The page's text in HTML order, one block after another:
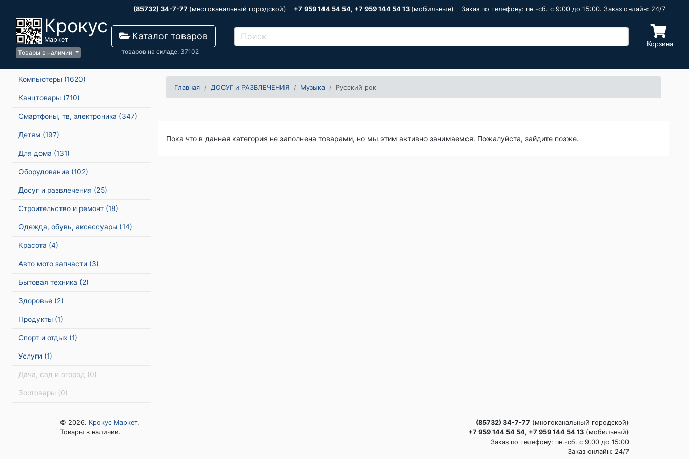
(85732) 34-7-77 (многоканальный городской) +7 959 144 54 54, +7 959 144 54 13 (мобильные) Заказ по телефону: пн.-сб. c 9:00 до 15:00. Заказ онлайн: 24/7
Крокус
Маркет
Товары в наличии
Каталог товаров
товаров на складе: 37102
Корзина
Компьютеры (1620)
Канцтовары (710)
Смартфоны, тв, электроника (347)
Детям (197)
Для дома (131)
Оборудование (102)
Досуг и развлечения (25)
Строительство и ремонт (18)
Одежда, обувь, аксессуары (14)
Красота (4)
Авто мото запчасти (3)
Бытовая техника (2)
Здоровье (2)
Продукты (1)
Спорт и отдых (1)
Услуги (1)
Дача, сад и огород (0)
Зоотовары (0)
Главная ДОСУГ и РАЗВЛЕЧЕНИЯ Музыка Русский рок
Пока что в данная категория не заполнена товарами, но мы этим активно занимаемся. Пожалуйста, зайдите позже.
© 2026. Крокус Маркет.
Товары в наличии.
(85732) 34-7-77 (многоканальный городской)
+7 959 144 54 54, +7 959 144 54 13 (мобильный)
Заказ по телефону: пн.-сб. c 9:00 до 15:00
Заказ онлайн: 24/7